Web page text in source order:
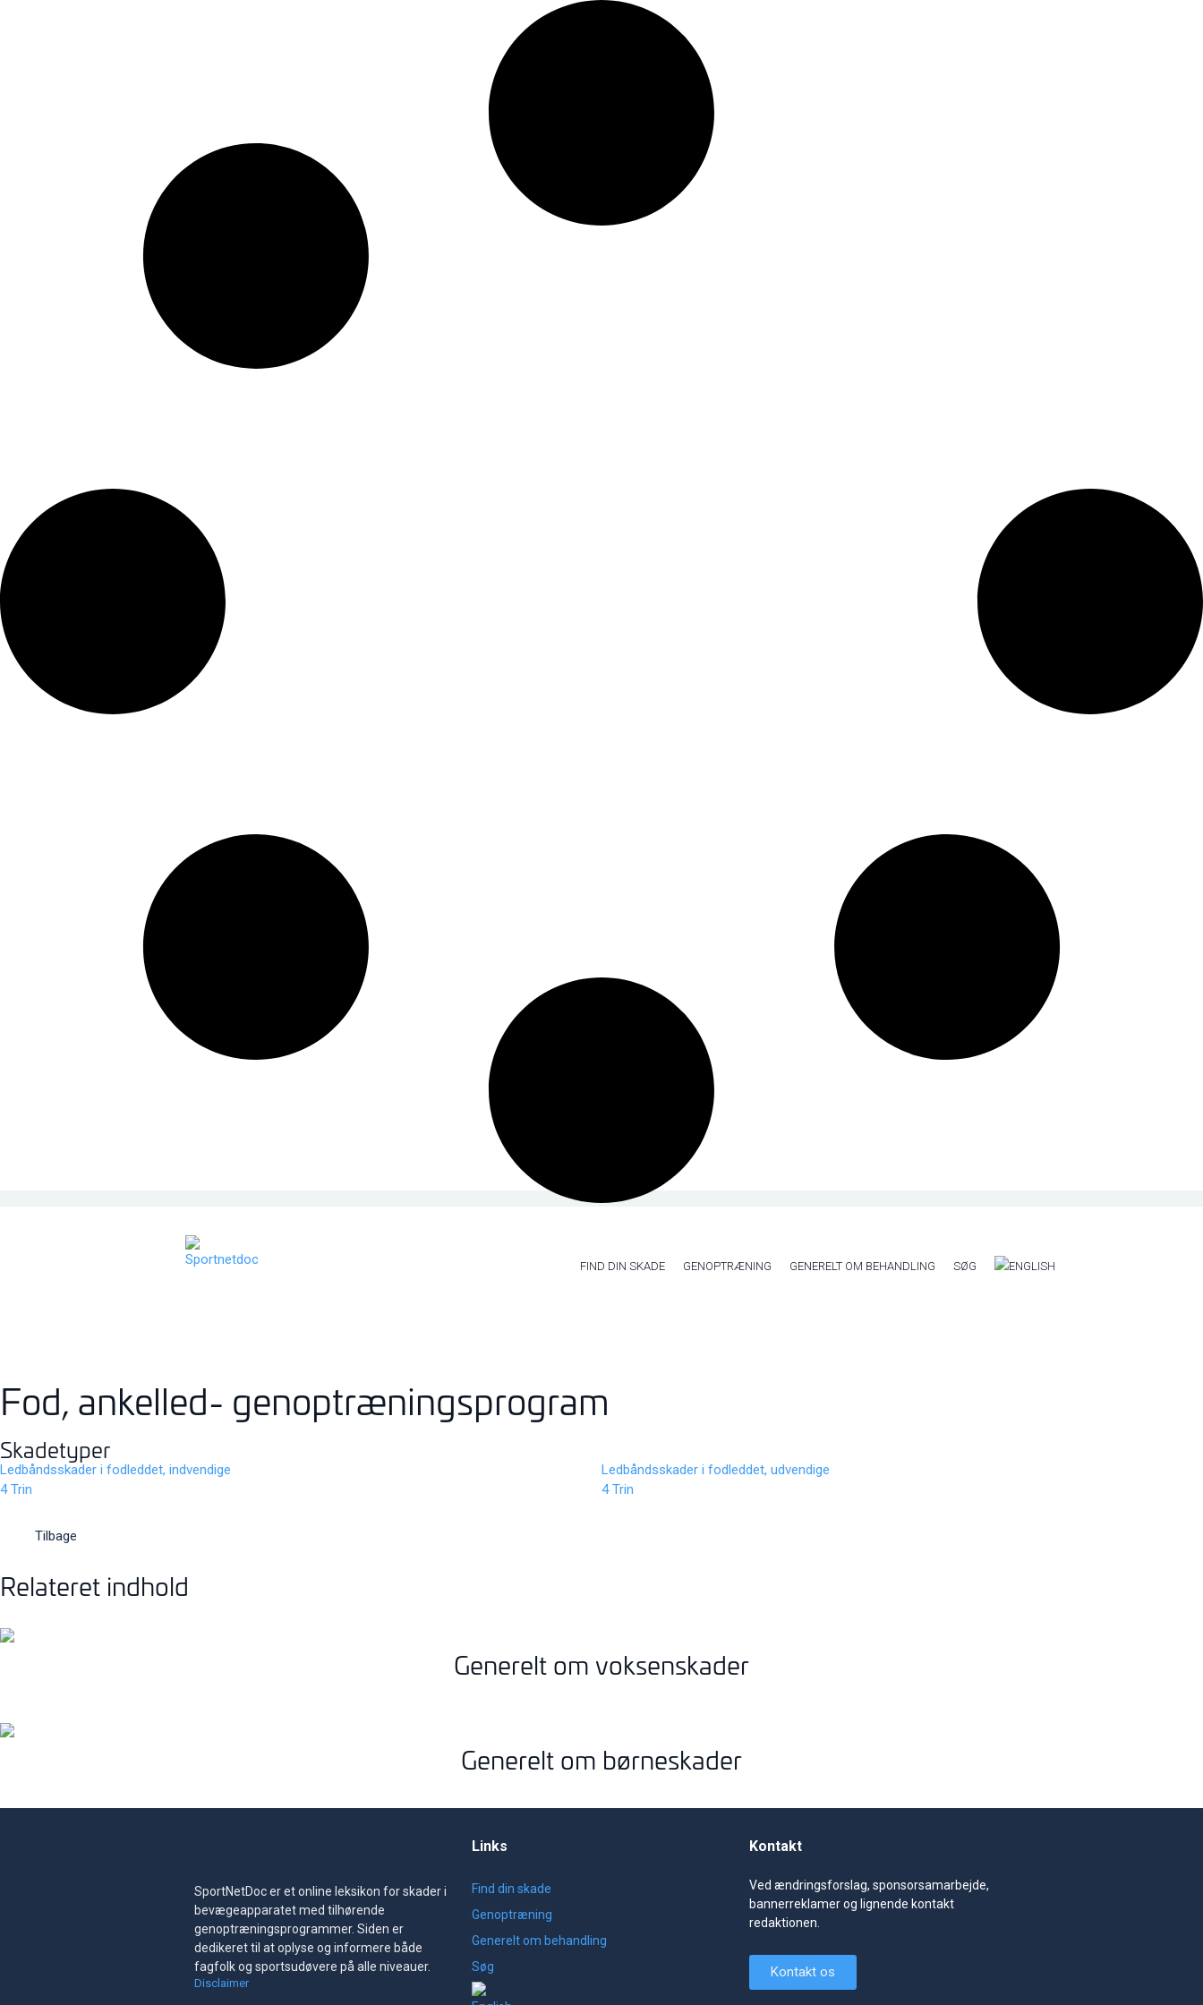
FIND DIN SKADE GENOPTRÆNING GENERELT OM BEHANDLING SØG
Fod, ankelled- genoptræningsprogram
Skadetyper
Ledbåndsskader i fodleddet, indvendige
4 Trin
Ledbåndsskader i fodleddet, udvendige
4 Trin
Tilbage
Relateret indhold
Generelt om voksenskader
Generelt om børneskader
SportNetDoc er et online leksikon for skader i
bevægeapparatet med tilhørende
genoptræningsprogrammer. Siden er
dedikeret til at oplyse og informere både
fagfolk og sportsudøvere på alle niveauer.
Disclaimer
Links
Find din skade
Genoptræning
Generelt om behandling
Søg
Kontakt
Ved ændringsforslag, sponsorsamarbejde,
bannerreklamer og lignende kontakt
redaktionen.
Kontakt os